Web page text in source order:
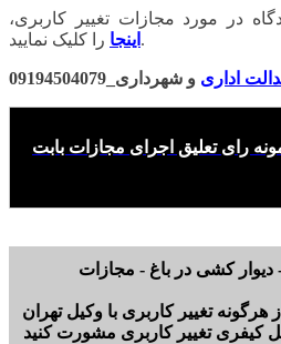
در مورد مجازات تغییر کاربری،
اینجا را کلیک نمایید.
اداری و شهرداری_09194504079
رای تعلیق اجرای مجازات بابت
دیوار کشی در باغ - مجازات
تغییر کاربری با وکیل تهران